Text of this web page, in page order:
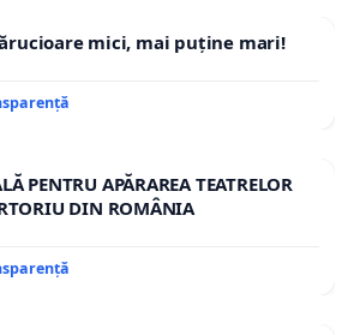
mici, mai puține mari!
PENTRU APĂRAREA TEATRELOR
DIN ROMÂNIA